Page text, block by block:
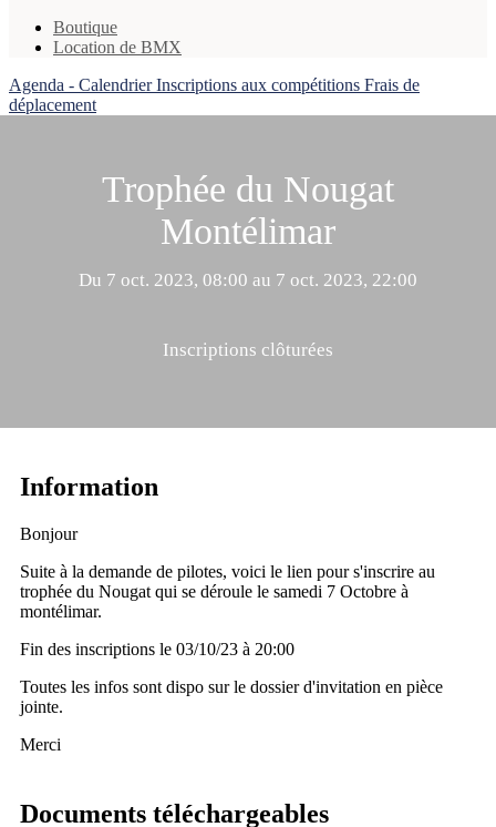
Boutique
Location de BMX
Agenda - CalendrierInscriptions aux compétitions Frais de
déplacement
Trophée du Nougat
Montélimar
Du 7 oct. 2023, 08:00 au 7 oct. 2023, 22:00
Inscriptions clôturées
Information
Bonjour
Suite à la demande de pilotes, voici le lien pour s'inscrire au
trophée du Nougat qui se déroule le samedi 7 Octobre à
montélimar.
Fin des inscriptions le 03/10/23 à 20:00
Toutes les infos sont dispo sur le dossier d'invitation en pièce
jointe.
Merci
Documents téléchargeables